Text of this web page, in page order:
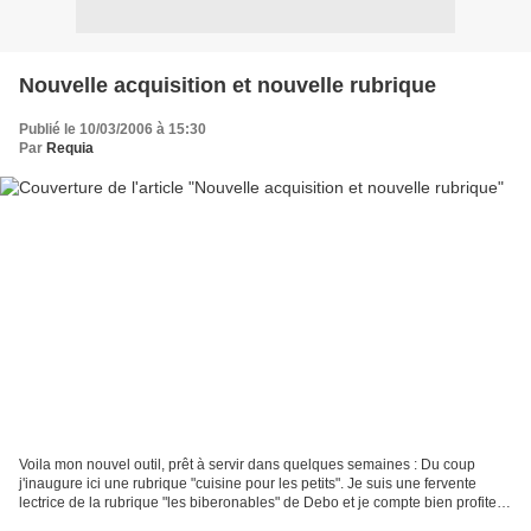
Nouvelle acquisition et nouvelle rubrique
Publié le 10/03/2006 à 15:30
Par Requia
Voila mon nouvel outil, prêt à servir dans quelques semaines : Du coup
j'inaugure ici une rubrique "cuisine pour les petits". Je suis une fervente
lectrice de la rubrique "les biberonables" de Debo et je compte bien profiter